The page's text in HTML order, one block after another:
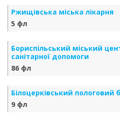
Ржищівська міська лікарня
5 фл
Бориспільський міський
санітарної допомоги
86 фл
Білоцерківський пологовий
9 фл